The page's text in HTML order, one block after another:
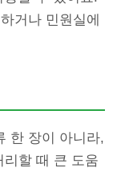
거나 민원실에
한 장이 아니라,
리할 때 큰 도움